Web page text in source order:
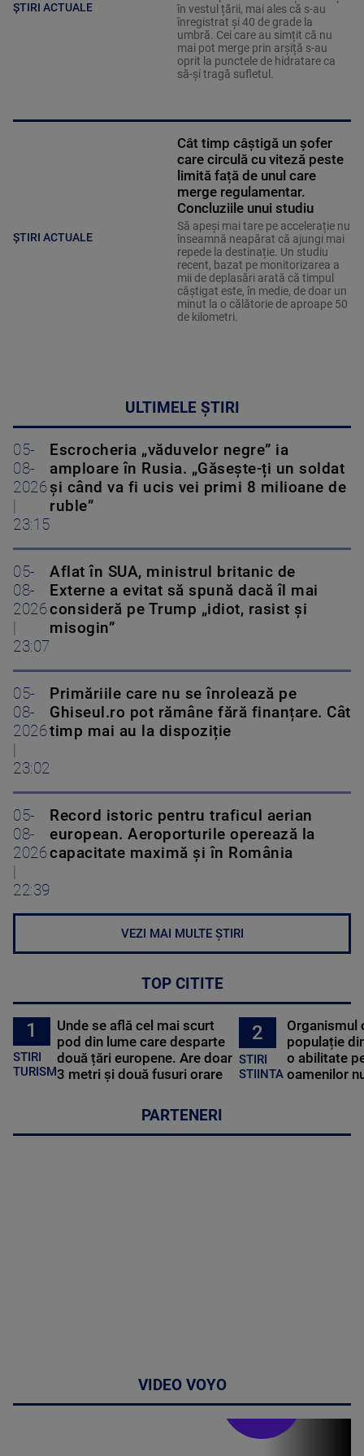
ȘTIRI ACTUALE
în vestul țării, mai ales că s-au
înregistrat și 40 de grade la
umbră. Cei care au simțit că nu
mai pot merge prin arșiță s-au
oprit la punctele de hidratare ca
să-și tragă sufletul.
ȘTIRI ACTUALE
Cât timp câștigă un șofer
care circulă cu viteză peste
limită față de unul care
merge regulamentar.
Concluziile unui studiu
Să apeși mai tare pe accelerație nu
înseamnă neapărat că ajungi mai
repede la destinație. Un studiu
recent, bazat pe monitorizarea a
mii de deplasări arată că timpul
câștigat este, în medie, de doar un
minut la o călătorie de aproape 50
de kilometri.
ULTIMELE ȘTIRI
05-
08-
2026
23:15
Escrocheria „văduvelor negre” ia
amploare în Rusia. „Găsește-ți un soldat
și când va fi ucis vei primi 8 milioane de
ruble”
05-
08-
2026
23:07
Aflat în SUA, ministrul britanic de
Externe a evitat să spună dacă îl mai
consideră pe Trump „idiot, rasist și
misogin”
05-
08-
2026
23:02
Primăriile care nu se înrolează pe
Ghiseul.ro pot rămâne fără finanțare. Cât
timp mai au la dispoziție
05-
08-
2026
22:39
Record istoric pentru traficul aerian
european. Aeroporturile operează la
capacitate maximă și în România
VEZI MAI MULTE ȘTIRI
TOP CITITE
1
STIRI
TURISM
Unde se află cel mai scurt
pod din lume care desparte
două țări europene. Are doar
3 metri și două fusuri orare
2
STIRI
STIINTA
Organismul
populație
o abilitate
oamenilor
PARTENERI
VIDEO VOYO